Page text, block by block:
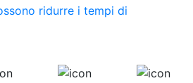
ridurre i tempi di